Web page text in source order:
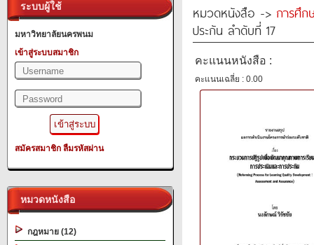
ระบบผู้ใช้
มหาวิทยาลัยนครพนม
เข้าสู่ระบบสมาชิก
สมัครสมาชิก ลืมรหัสผ่าน
หมวดหนังสือ
กฎหมาย (12)
หมวดหนังสือ -> การศึก
ประกัน ลำดับที่ 17
คะแนนหนังสือ :
คะแนนเฉลี่ย : 0.00